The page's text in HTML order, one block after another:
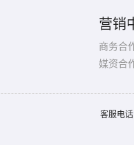
营销
商务合
媒资合
客服电